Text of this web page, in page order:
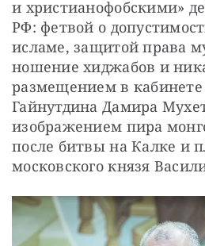
и христианофобскими»
РФ: фетвой о
исламе, защитой права
ношение хиджабов и
размещением в кабинете
Гайнутдина Дамира
изображением пира
после битвы на Калке и
московского князя